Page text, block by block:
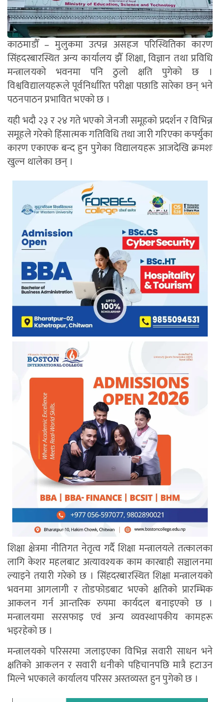
काठमाडौँ – मुलुकमा उत्पन्न असहज परिस्थितिका कारण
सिंहदरबारस्थित अन्य कार्यालय झैँ शिक्षा, विज्ञान तथा प्रविधि
मन्त्रालयको भवनमा पनि ठुलो क्षति पुगेको छ ।
विश्वविद्यालयहरूले पूर्वनिर्धारित परीक्षा पछाडि सारेका छन् भने
पठनपाठन प्रभावित भएको छ ।
यही भदौ २३ र २४ गते भएको जेनजी समूहको प्रदर्शन र विभिन्न
समूहले गरेको हिंसात्मक गतिविधि तथा जारी गरिएका कर्फ्युका
कारण एकाएक बन्द हुन पुगेका विद्यालयहरू आजदेखि क्रमशः
खुल्न थालेका छन् ।
शिक्षा क्षेत्रमा नीतिगत नेतृत्व गर्दै शिक्षा मन्त्रालयले तत्कालका
लागि केशर महलबाट अत्यावश्यक काम कारबाही सञ्चालनमा
ल्याइने तयारी गरेको छ । सिंहदरबारस्थित शिक्षा मन्त्रालयको
भवनमा आगलागी र तोडफोडबाट भएको क्षतिको प्रारम्भिक
आकलन गर्न आन्तरिक रुपमा कार्यदल बनाइएको छ ।
मन्त्रालयमा सरसफाइ एवं अन्य व्यवस्थापकीय कामहरू
भइरहेको छ ।
मन्त्रालयको परिसरमा जलाइएका विभिन्न सवारी साधन भने
क्षतिको आकलन र सवारी धनीको पहिचानपछि मात्रै हटाउन
मिल्ने भएकाले कार्यालय परिसर अस्तव्यस्त हुन पुगेको छ ।